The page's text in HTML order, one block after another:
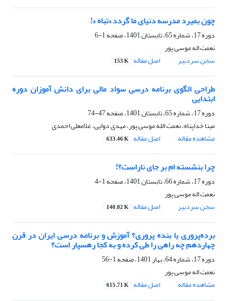
چون بمیرد مدرسه دنیای ما گردد «تباه »!
دوره 17، شماره 65، تابستان 1401، صفحه
1-6
نعمت اله موسی پور
سخن سردبیر
اصل مقاله 153 K
طراحی الگوی برنامه درسی سواد مالی برای دانش آموزان دوره
ابتدایی
دوره 17، شماره 65، تابستان 1401، صفحه
47-74
مینا خداپناه، نعمت الله موسی پور، مهدی دوایی، غلامعلی احمدی
مشاهده مقاله
اصل مقاله 633.46 K
چرا بنشسته ام بر جای ناراست؟!
دوره 17، شماره 66، تابستان 1401، صفحه
1-4
نعمت اله موسی پور
سخن سردبیر
اصل مقاله 140.02 K
برده‌پروری یا بنده ‎پروری؟ آموزش و برنامه درسی ایران در قرن
چهاردهم چه راهی را طی کرده و به کجا رهسپار است؟
دوره 17، شماره 64، بهار 1401، صفحه
1-56
نعمت اله موسی پور
مشاهده مقاله
اصل مقاله 615.71 K